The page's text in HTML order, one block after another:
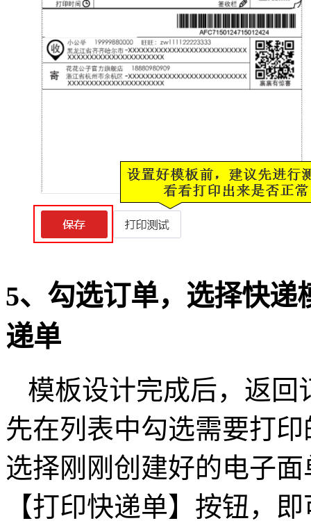
5、勾选订单，选择快递
递单
模板设计完成后，返回
先在列表中勾选需要打
选择刚刚创建好的电子
【打印快递单】按钮，